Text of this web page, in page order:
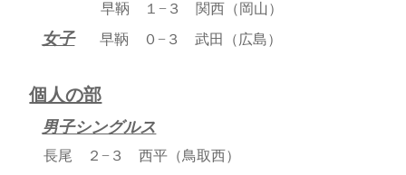
早鞆 １−３ 関西（岡山）
女子 早鞆 ０−３ 武田（広島）
個人の部
男子シングルス
長尾 ２−３ 西平（鳥取西）